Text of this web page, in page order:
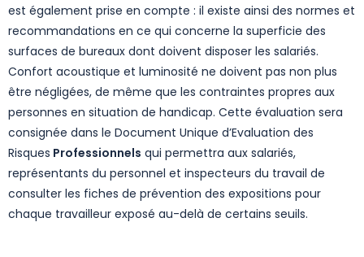
est également prise en compte : il existe ainsi des normes et
recommandations en ce qui concerne la superficie des
surfaces de bureaux dont doivent disposer les salariés.
Confort acoustique et luminosité ne doivent pas non plus
être négligées, de même que les contraintes propres aux
personnes en situation de handicap. Cette évaluation sera
consignée dans le Document Unique d’Evaluation des
Risques Professionnels qui permettra aux salariés,
représentants du personnel et inspecteurs du travail de
consulter les fiches de prévention des expositions pour
chaque travailleur exposé au-delà de certains seuils.